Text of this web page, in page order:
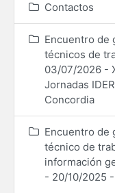
Contactos
Encuentro de
técnicos de
03/07/2026 -
Jornadas
Concordia
Encuentro de
técnico de
información
- 20/10/2025 -